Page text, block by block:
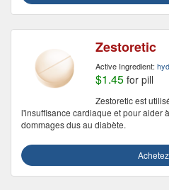
Zestoretic
Active Ingredient:
$1.45 for pill
Zestoretic est
l'insuffisance cardiaque et pour aider
dommages dus au diabète.
Achetez